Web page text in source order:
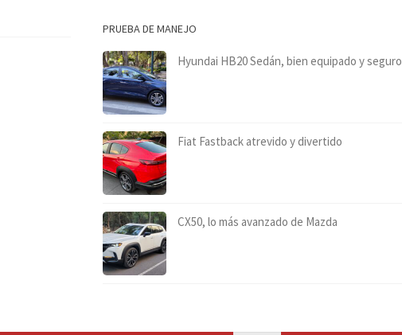
PRUEBA DE MANEJO
Hyundai HB20 Sedán, bien equipado y seguro
Fiat Fastback atrevido y divertido
CX50, lo más avanzado de Mazda